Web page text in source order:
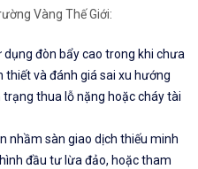
Vàng Thế Giới:
dụng đòn bẩy cao trong khi chưa
thiết và đánh giá sai xu hướng
thua lỗ nặng hoặc cháy tài
nhầm sàn giao dịch thiếu minh
đầu tư lừa đảo, hoặc tham